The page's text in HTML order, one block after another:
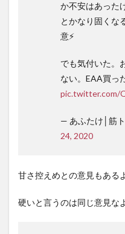
か不安はあった
とかなり固くな
意⚡
でも気付いた。
ない。EAA買っ
pic.twitter.com/
— あふたけ│筋
24, 2020
甘さ控えめとの意見もある
硬いと言うのは同じ意見な